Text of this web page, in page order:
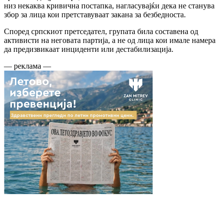
низ некаква кривична постапка, нагласувајќи дека не станува
збор за лица кои претставуваат закана за безбедноста.
Според српскиот претседател, групата била составена од
активисти на неговата партија, а не од лица кои имале намера
да предизвикаат инциденти или дестабилизација.
— реклама —